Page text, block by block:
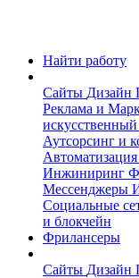
Найти работу
Сайты Дизайн
Реклама и
Аутсорсинг и
Автоматизация
Инжиниринг
Мессенджеры
Социальные
и блокчейн
Фрилансеры
Сайты Дизайн